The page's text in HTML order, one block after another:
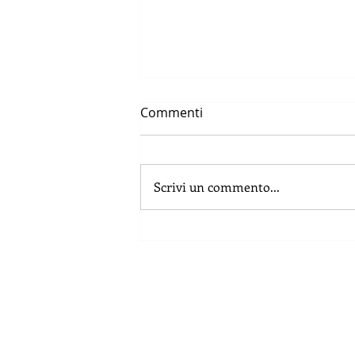
Commenti
Scrivi un commento...